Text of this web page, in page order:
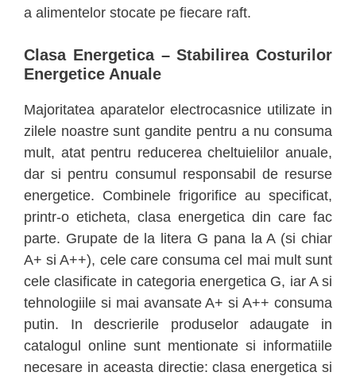
a alimentelor stocate pe fiecare raft.
Clasa Energetica – Stabilirea Costurilor
Energetice Anuale
Majoritatea aparatelor electrocasnice utilizate in
zilele noastre sunt gandite pentru a nu consuma
mult, atat pentru reducerea cheltuielilor anuale,
dar si pentru consumul responsabil de resurse
energetice. Combinele frigorifice au specificat,
printr-o eticheta, clasa energetica din care fac
parte. Grupate de la litera G pana la A (si chiar
A+ si A++), cele care consuma cel mai mult sunt
cele clasificate in categoria energetica G, iar A si
tehnologiile si mai avansate A+ si A++ consuma
putin. In descrierile produselor adaugate in
catalogul online sunt mentionate si informatiile
necesare in aceasta directie: clasa energetica si